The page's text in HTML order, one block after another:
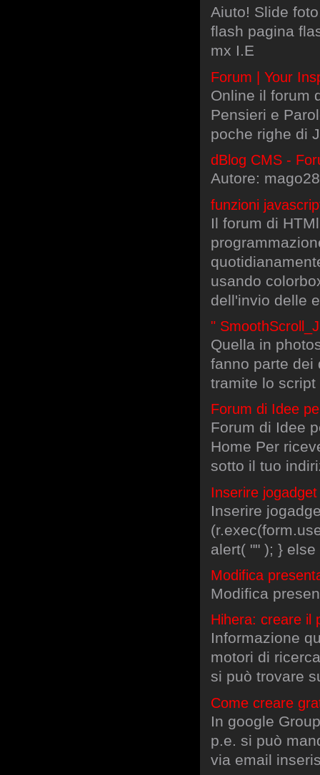
Aiuto! Slide
flash pagina
mx I.E
Forum | Your
Online il forum
Pensieri e
poche righe di
dBlog CMS -
Autore:
funzioni
Il forum di
usando
dell'invio delle
"
Quella in
fanno parte dei
tramite lo script
Forum di Idee
Forum di Idee
Home Per
sotto il tuo
Inserire
Inserire
alert( "" ); }
Modifica
Modifica
Hihera: creare il
Informazione
motori di
si può trovare
Come creare
In google
p.e. si può
via email